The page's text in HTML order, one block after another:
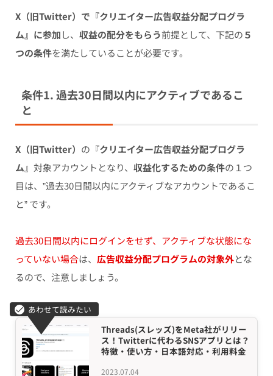
X（旧Twitter）で『クリエイター広告収益分配プログラ
ム』に参加し、 収益の配分をもらう前提として、下記の５
つの条件を満たしていることが必要です。
条件1. 過去30日間以内にアクティブであるこ
と
X（旧Twitter） の『クリエイター広告収益分配プログラ
ム』対象アカウントとなり、 収益化するための条件の１つ
目は、”過去30日間以内にアクティブなアカウントであるこ
と” です。
過去30日間以内にログインをせず、アクティブな状態にな
っていない場合は、 広告収益分配プログラムの対象外とな
るので、注意しましょう。
2023.07.04
Threads(スレッズ)をMeta社がリリー
ス！Twitterに代わるSNSアプリとは？
特徴・使い方・日本語対応・利用料金